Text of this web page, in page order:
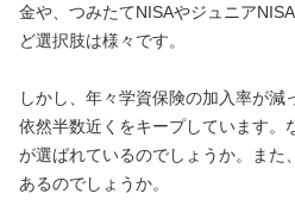
金や、つみたてNISAやジュニア
ど選択肢は様々です。
しかし、年々学資保険の加入率が減
依然半数近くをキープしています。
が選ばれているのでしょうか。また
あるのでしょうか。